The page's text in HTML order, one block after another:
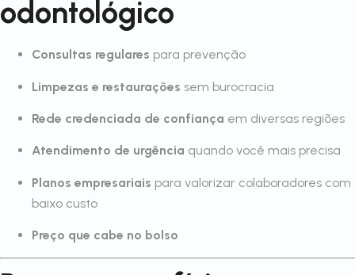
odontológico
Consultas regulares para prevenção
Limpezas e restaurações sem burocracia
Rede credenciada de confiança em diversas regiões
Atendimento de urgência quando você mais precisa
Planos empresariais para valorizar colaboradores com
baixo custo
Preço que cabe no bolso